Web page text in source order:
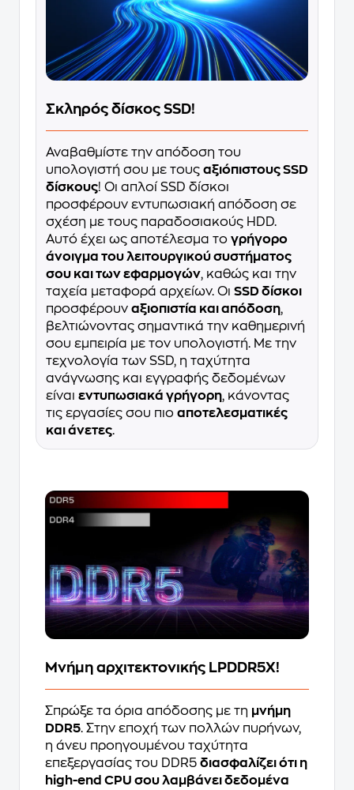
Σκληρός δίσκος SSD!
Αναβαθμίστε την απόδοση του
υπολογιστή σου με τους αξιόπιστους SSD
δίσκους! Οι απλοί SSD δίσκοι
προσφέρουν εντυπωσιακή απόδοση σε
σχέση με τους παραδοσιακούς HDD.
Αυτό έχει ως αποτέλεσμα το γρήγορο
άνοιγμα του λειτουργικού συστήματος
σου και των εφαρμογών, καθώς και την
ταχεία μεταφορά αρχείων. Οι SSD δίσκοι
προσφέρουν αξιοπιστία και απόδοση,
βελτιώνοντας σημαντικά την καθημερινή
σου εμπειρία με τον υπολογιστή. Με την
τεχνολογία των SSD, η ταχύτητα
ανάγνωσης και εγγραφής δεδομένων
είναι εντυπωσιακά γρήγορη, κάνοντας
τις εργασίες σου πιο αποτελεσματικές
και άνετες.
Μνήμη αρχιτεκτονικής LPDDR5X!
Σπρώξε τα όρια απόδοσης με τη μνήμη
DDR5. Στην εποχή των πολλών πυρήνων,
η άνευ προηγουμένου ταχύτητα
επεξεργασίας του DDR5 διασφαλίζει ότι η
high-end CPU σου λαμβάνει δεδομένα